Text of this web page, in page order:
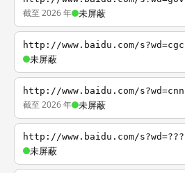
截至 2026 年 未屏蔽
http://www.baidu.com/s?wd=cgc
未屏蔽
http://www.baidu.com/s?wd=cnn
截至 2026 年 未屏蔽
http://www.baidu.com/s?wd=???
未屏蔽